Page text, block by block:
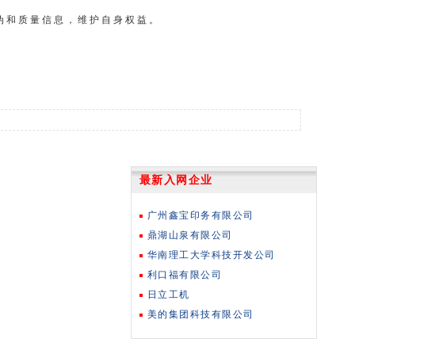
质量信息，维护自身权益。
最新入网企业
广州鑫宝印务有限公司
鼎湖山泉有限公司
华南理工大学科技开发公司
利口福有限公司
日立工机
美的集团科技有限公司